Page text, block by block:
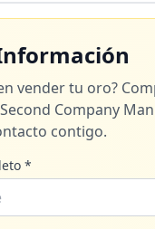
vender tu oro?
Second Company
contigo.
*